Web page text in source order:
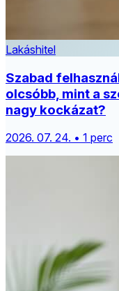
Lakáshitel
Szabad
olcsóbb, mint a
nagy kockázat?
2026. 07. 24. • 1 perc